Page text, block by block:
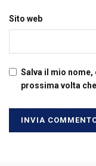
Sito web
Salva il mio nome,
prossima volta